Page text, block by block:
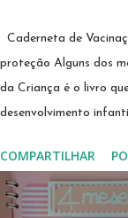
Caderneta de
proteção Alguns dos
da Criança é o livro
desenvolvimento
plástico grosso de
de um documento do
desenvolvimento
COMPARTILHAR